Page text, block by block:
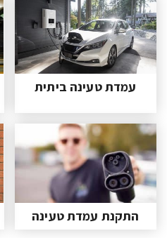
עמדת טעינה ביתית
התקנת עמדת טעינה